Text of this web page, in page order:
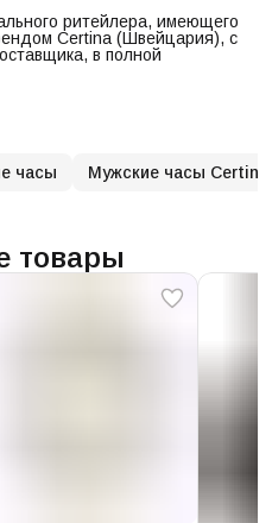
ритейлера, имеющего
Certina (Швейцария), с
в полной
часы Мужские часы Certina
товары